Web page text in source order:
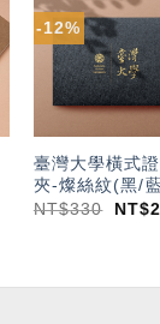
-12%
單
臺灣大學橫式
夾-燦絲紋(黑/
NT$330 NT$